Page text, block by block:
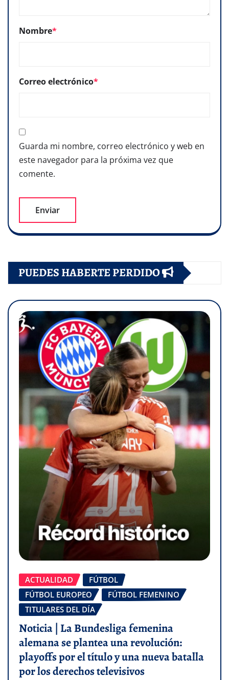
Nombre*
Correo electrónico*
Guarda mi nombre, correo electrónico y web en
este navegador para la próxima vez que
comente.
PUEDES HABERTE PERDIDO
ACTUALIDAD
FÚTBOL
FÚTBOL EUROPEO
FÚTBOL FEMENINO
TITULARES DEL DÍA
Noticia | La Bundesliga femenina
alemana se plantea una revolución:
playoffs por el título y una nueva batalla
por los derechos televisivos